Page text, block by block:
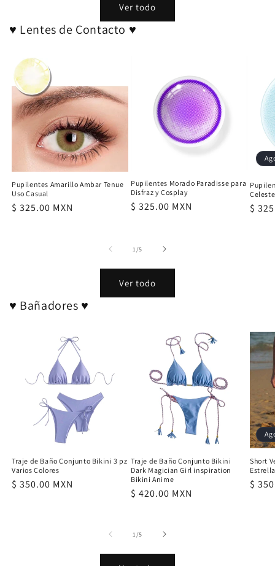
Ver todo
♥ Lentes de Contacto ♥
Pupilentes Amarillo Ambar Tenue
Uso Casual
Precio
$ 325.00 MXN
Pupilentes Morado Paradisse para
Disfraz y Cosplay
Precio
$ 325.00 MXN $
1/de
5
Ver todo
♥ Bañadores ♥
Traje de Baño Conjunto Bikini 3 pz
Varios Colores
Precio
$ 350.00 MXN
Traje de Baño Conjunto Bikini
Dark Magician Girl inspiration
Bikini Anime
Precio
$ 420.00 MXN
Short
$
1/de
5